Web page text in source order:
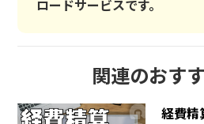
ロードサービスです。
関連のおす
経費精